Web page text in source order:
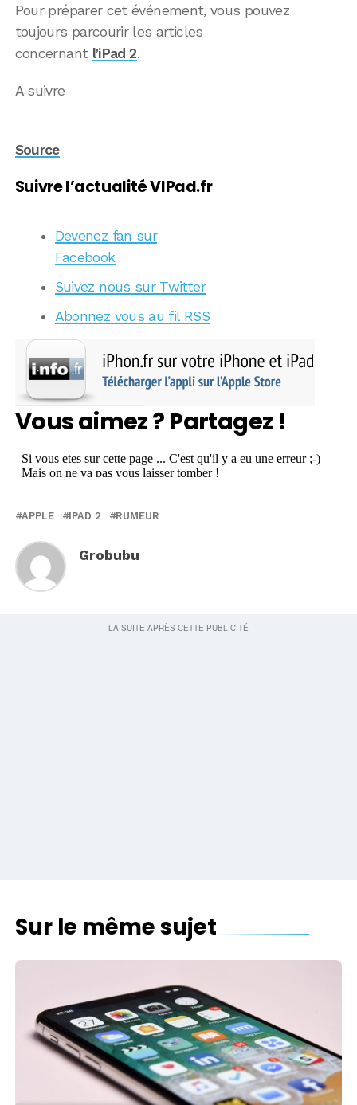
Pour préparer cet événement, vous pouvez
toujours parcourir les articles
concernant l’iPad 2.
A suivre
Source
Suivre l’actualité VIPad.fr
Devenez fan sur
Facebook
Suivez nous sur Twitter
Abonnez vous au fil RSS
Vous aimez ? Partagez !
APPLE IPAD 2 RUMEUR
Grobubu
Sur le même sujet